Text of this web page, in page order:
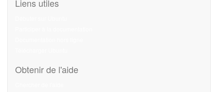
Liens utiles
Obtenir de l'aide